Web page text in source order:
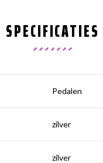
SPECIFICATIES
Pedalen
zilver
zilver